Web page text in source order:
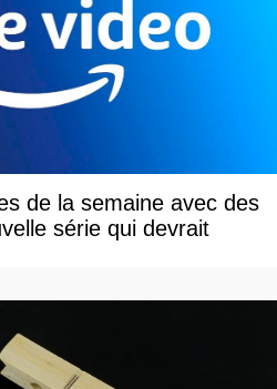
de la semaine avec des
série qui devrait